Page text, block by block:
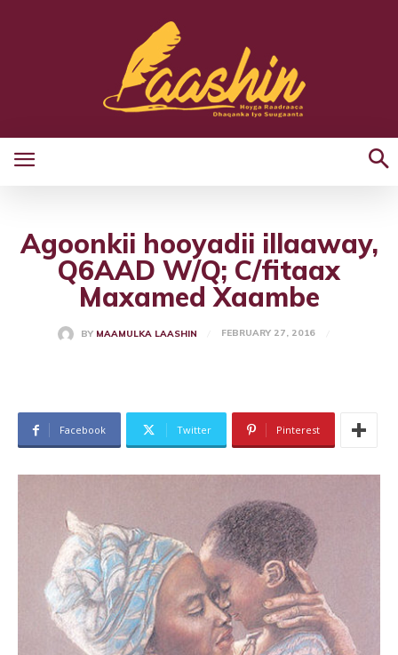
Agoonkii hooyadii illaaway,
Q6AAD W/Q; C/fitaax
Maxamed Xaambe
BY MAAMULKA LAASHIN FEBRUARY 27, 2016
Facebook Twitter Pinterest